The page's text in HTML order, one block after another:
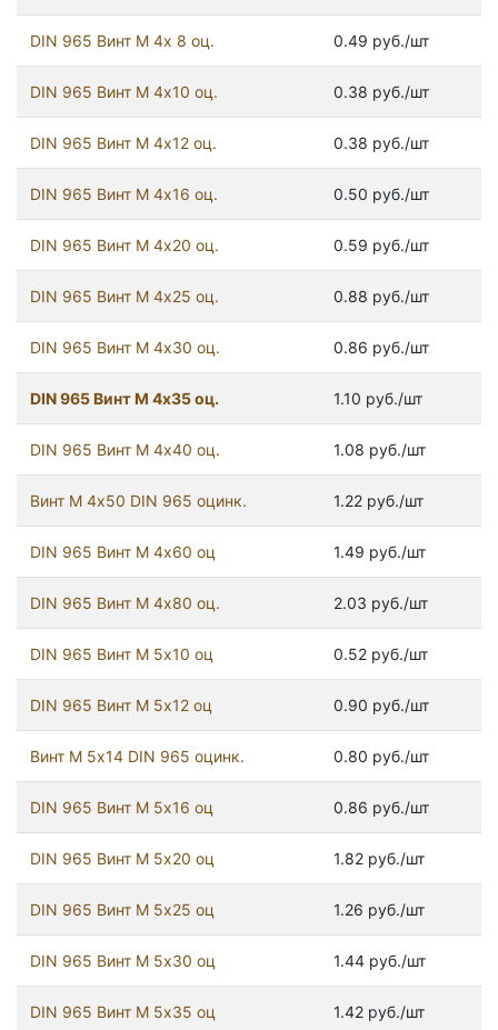
DIN 965 Винт М 4х 8 оц. 0.49 руб./шт
DIN 965 Винт М 4х10 оц. 0.38 руб./шт
DIN 965 Винт М 4х12 оц. 0.38 руб./шт
DIN 965 Винт М 4х16 оц. 0.50 руб./шт
DIN 965 Винт М 4х20 оц. 0.59 руб./шт
DIN 965 Винт М 4х25 оц. 0.88 руб./шт
DIN 965 Винт М 4х30 оц. 0.86 руб./шт
DIN 965 Винт М 4х35 оц. 1.10 руб./шт
DIN 965 Винт М 4х40 оц. 1.08 руб./шт
Винт М 4х50 DIN 965 оцинк. 1.22 руб./шт
DIN 965 Винт М 4х60 оц 1.49 руб./шт
DIN 965 Винт М 4х80 оц. 2.03 руб./шт
DIN 965 Винт М 5х10 оц 0.52 руб./шт
DIN 965 Винт М 5х12 оц 0.90 руб./шт
Винт М 5х14 DIN 965 оцинк. 0.80 руб./шт
DIN 965 Винт М 5х16 оц 0.86 руб./шт
DIN 965 Винт М 5х20 оц 1.82 руб./шт
DIN 965 Винт М 5х25 оц 1.26 руб./шт
DIN 965 Винт М 5х30 оц 1.44 руб./шт
DIN 965 Винт М 5х35 оц 1.42 руб./шт